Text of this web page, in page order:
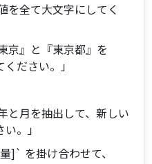
を全て大文字にしてく
京』と『東京都』を
ださい。」
と月を抽出して、新しい
。」
]` を掛け合わせて、